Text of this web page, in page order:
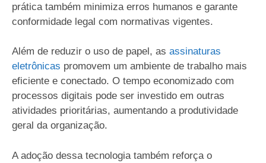
prática também minimiza erros humanos e garante
conformidade legal com normativas vigentes.
Além de reduzir o uso de papel, as assinaturas
eletrônicas promovem um ambiente de trabalho mais
eficiente e conectado. O tempo economizado com
processos digitais pode ser investido em outras
atividades prioritárias, aumentando a produtividade
geral da organização.
A adoção dessa tecnologia também reforça o